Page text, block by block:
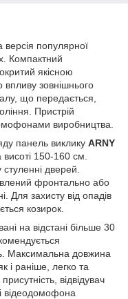
версія популярної
Компактний
якісною
зовнішнього
що передається,
Пристрій
виробництва.
панель виклику ARNY
150-160 см.
дверей.
фронтально або
Для захисту від опадів
козирок.
на відстані більше 30
Максимальна довжина
і раніше, легко та
відвідувач
відеодомофона